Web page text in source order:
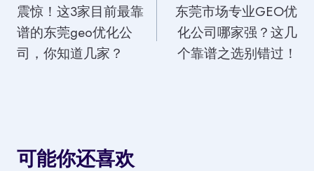
章
导
震惊！这3家目前最靠
谱的东莞geo优化公
司，你知道几家？
东莞市场专业GEO优
化公司哪家强？这几
个靠谱之选别错过！
可能你还喜欢